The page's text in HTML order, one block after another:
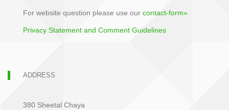
For website question please use our contact-form»
Privacy Statement and Comment Guidelines
ADDRESS
380 Sheetal Chaya